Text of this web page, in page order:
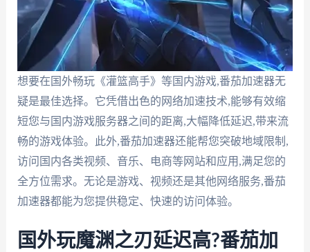
想要在国外畅玩《灌篮高手》等国内游戏,番茄加速器无
疑是最佳选择。它凭借出色的网络加速技术,能够有效缩
短您与国内游戏服务器之间的距离,大幅降低延迟,带来流
畅的游戏体验。此外,番茄加速器还能帮您突破地域限制,
访问国内各类视频、音乐、电商等网站和应用,满足您的
全方位需求。无论是游戏、视频还是其他网络服务,番茄
加速器都能为您提供稳定、快速的访问体验。
国外玩魔渊之刃延迟高?番茄加